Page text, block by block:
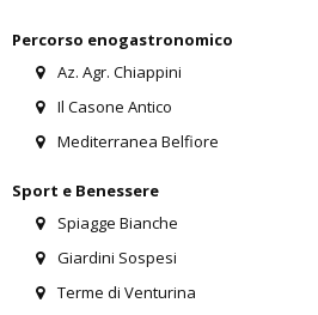
Percorso enogastronomico
Az. Agr. Chiappini
Il Casone Antico
Mediterranea Belfiore
Sport e Benessere
Spiagge Bianche
Giardini Sospesi
Terme di Venturina